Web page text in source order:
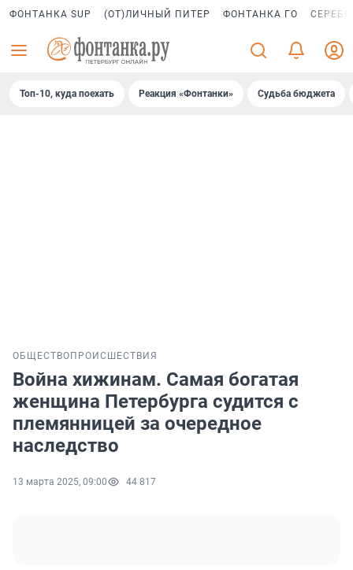
ФОНТАНКА SUP (ОТ)ЛИЧНЫЙ ПИТЕР ФОНТАНКА ГО
Топ-10, куда поехать Реакция «Фонтанки» Судьба бюджета
ОБЩЕСТВО ПРОИСШЕСТВИЯ
Война хижинам. Самая богатая
женщина Петербурга судится с
племянницей за очередное
наследство
13 марта 2025, 09:00 44 817